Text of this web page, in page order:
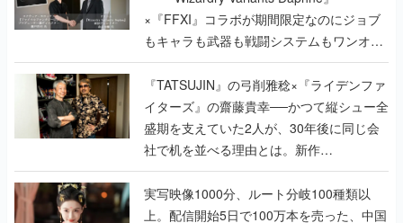
く
『TATSUJIN』の弓削雅稔×『ライデンファ
イターズ』の齋藤貴幸──かつて縦シュー全
盛期を支えていた2人が、30年後に同じ会
社で机を並べる理由とは。新作
『TATSUJIN EXTREME』で初タッグを組
んだレジェンド2人に訊く開発秘話
実写映像1000分、ルート分岐100種類以
上。配信開始5日で100万本を売った、中国
発の実写インタラクティブドラマゲーム
『盛世天下：女帝への道II』の、規模が違
うこだわりをプロデューサーに聞いた